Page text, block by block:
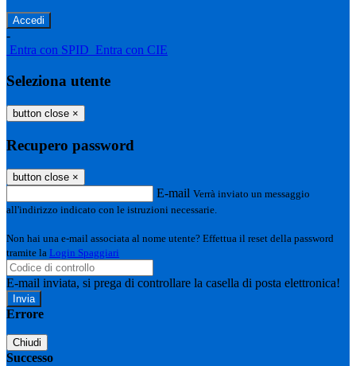
-
Entra con SPID Entra con CIE
Seleziona utente
button close ×
Recupero password
button close ×
E-mail Verrà inviato un messaggio
all'indirizzo indicato con le istruzioni necessarie.
Non hai una e-mail associata al nome utente? Effettua il reset della password
tramite la Login Spaggiari
E-mail inviata, si prega di controllare la casella di posta elettronica!
Errore
Chiudi
Successo